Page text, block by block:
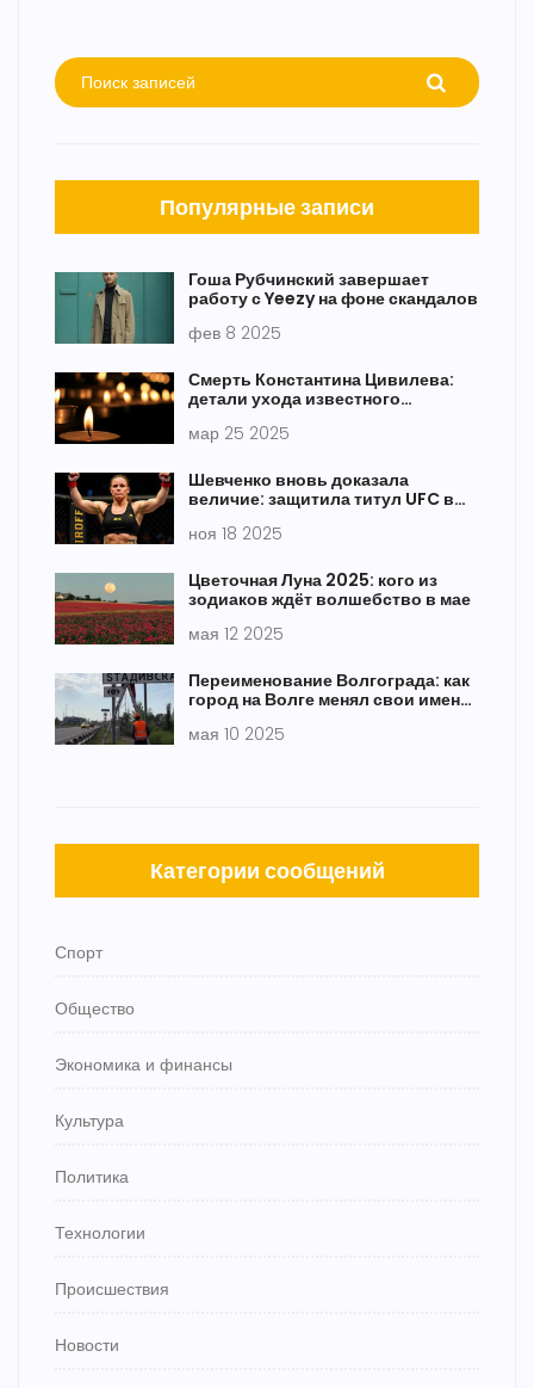
Популярные записи
Гоша Рубчинский завершает
работу с Yeezy на фоне скандалов
фев 8 2025
Смерть Константина Цивилева:
детали ухода известного
мар 25 2025
Шевченко вновь доказала
величие: защитила титул UFC в
Чжан 50-45
ноя 18 2025
Цветочная Луна 2025: кого из
зодиаков ждёт волшебство в мае
мая 12 2025
Переименование Волгограда: как
город на Волге менял свои имена
мая 10 2025
Категории сообщений
Спорт
Общество
Экономика и финансы
Культура
Политика
Технологии
Происшествия
Новости